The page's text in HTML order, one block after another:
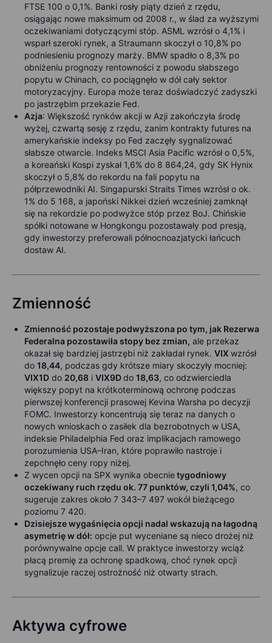
FTSE 100 o 0,1%. Banki rosły piąty dzień z rzędu,
osiągając nowe maksimum od 2008 r., w ślad za wyższymi
oczekiwaniami dotyczącymi stóp. ASML wzrósł o 4,1% i
wsparł szeroki rynek, a Straumann skoczył o 10,8% po
podniesieniu prognozy marży. BMW spadło o 8,3% po
obniżeniu prognozy rentowności z powodu słabszego
popytu w Chinach, co pociągnęło w dół cały sektor
motoryzacyjny. Europa może teraz doświadczyć zadyszki
po jastrzębim przekazie Fed.
Azja: Większość rynków akcji w Azji zakończyła środę
wyżej, czwartą sesję z rzędu, zanim kontrakty futures na
amerykańskie indeksy po Fed zaczęły sygnalizować
słabsze otwarcie. Indeks MSCI Asia Pacific wzrósł o 0,5%,
a koreański Kospi zyskał 1,6% do 8 864,24, gdy SK Hynix
skoczył o 5,8% do rekordu na fali popytu na
półprzewodniki AI. Singapurski Straits Times wzrósł o ok.
1% do 5 168, a japoński Nikkei dzień wcześniej zamknął
się na rekordzie po podwyżce stóp przez BoJ. Chińskie
spółki notowane w Hongkongu pozostawały pod presją,
gdy inwestorzy preferowali północnoazjatycki łańcuch
dostaw AI.
Zmienność
Zmienność pozostaje podwyższona po tym, jak Rezerwa
Federalna pozostawiła stopy bez zmian, ale przekaz
okazał się bardziej jastrzębi niż zakładał rynek. VIX wzrósł
do 18,44, podczas gdy krótsze miary skoczyły mocniej:
VIX1D do 20,68 i VIX9Ddo 18,63, co odzwierciedla
większy popyt na krótkoterminową ochronę podczas
pierwszej konferencji prasowej Kevina Warsha po decyzji
FOMC. Inwestorzy koncentrują się teraz na danych o
nowych wnioskach o zasiłek dla bezrobotnych w USA,
indeksie Philadelphia Fed oraz implikacjach ramowego
porozumienia USA–Iran, które poprawiło nastroje i
zepchnęło ceny ropy niżej.
Z wycen opcji na SPX wynika obecnietygodniowy
oczekiwany ruch rzędu ok. 77 punktów, czyli 1,04%, co
sugeruje zakres około 7 343–7 497 wokół bieżącego
poziomu 7 420.
Dzisiejsze wygaśnięcia opcji nadal wskazują na łagodną
asymetrię w dół: opcje put wyceniane są nieco drożej niż
porównywalne opcje call. W praktyce inwestorzy wciąż
płacą premię za ochronę spadkową, choć rynek opcji
sygnalizuje raczej ostrożność niż otwarty strach.
Aktywa cyfrowe